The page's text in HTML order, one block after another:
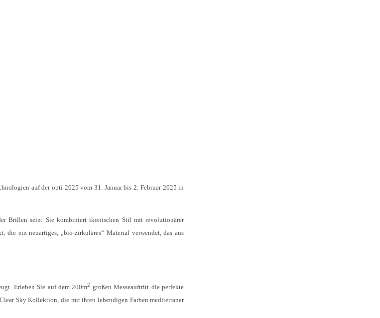
auf der opti 2025 vom 31. Januar bis 2. Februar 2025 in
Brillen sein: Sie kombiniert ikonischen Stil mit revolutionärer
ein neuartiges, „bio-zirkuläres“ Material verwendet, das aus
Erleben Sie auf dem 200m2 großen Messeauftritt die perfekte
Sky Kollektion, die mit ihren lebendigen Farben mediterraner